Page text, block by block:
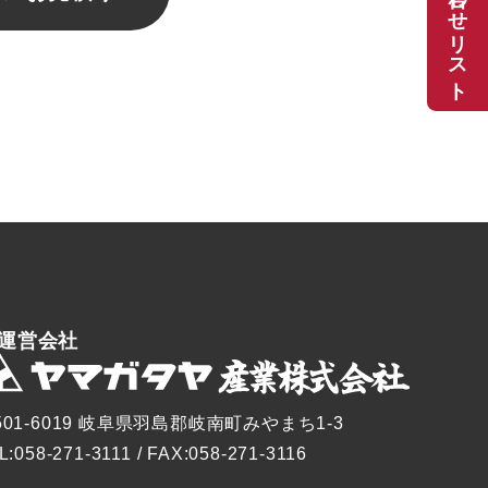
営会社
6019 岐阜県羽島郡岐南町みやまち1-3
271-3111 / FAX:058-271-3116